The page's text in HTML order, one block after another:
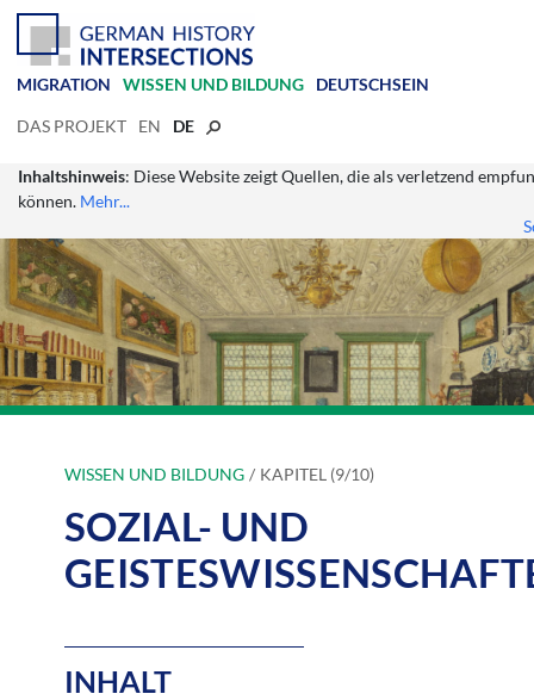
MIGRATION WISSEN UND BILDUNG DEUTSCHSEIN
DAS PROJEKT EN DE
Inhaltshinweis: Diese Website zeigt Quellen, die als verletzend
können. Mehr...
WISSEN UND BILDUNG KAPITEL (9/10)
SOZIAL- UND
INHALT